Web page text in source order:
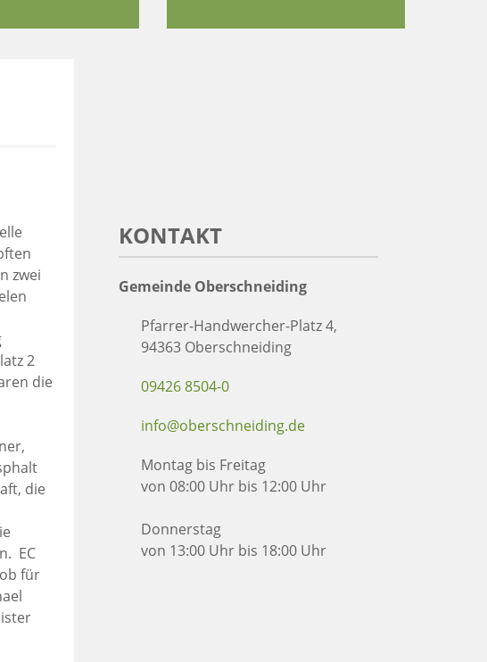
zwei
2
die
die
EC
für
KONTAKT
Gemeinde Oberschneiding
Pfarrer-Handwercher-Platz 4,
94363 Oberschneiding
09426 8504-0
info@oberschneiding.de
Montag bis Freitag
von 08:00 Uhr bis 12:00 Uhr
Donnerstag
von 13:00 Uhr bis 18:00 Uhr